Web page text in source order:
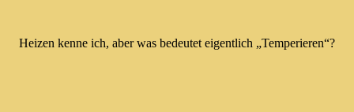
Heizen kenne ich, aber was bedeutet eigentlich „Temperieren“?